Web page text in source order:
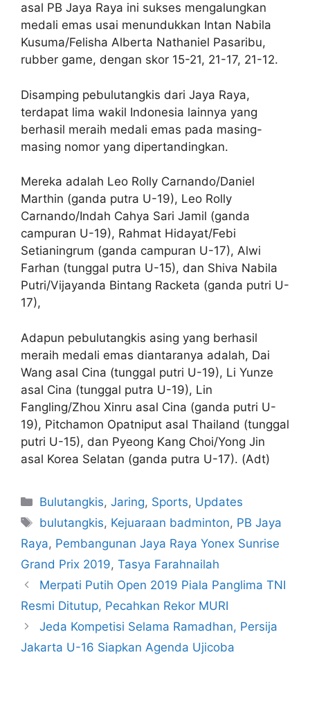
asal PB Jaya Raya ini sukses mengalungkan
medali emas usai menundukkan Intan Nabila
Kusuma/Felisha Alberta Nathaniel Pasaribu,
rubber game, dengan skor 15-21, 21-17, 21-12.
Disamping pebulutangkis dari Jaya Raya,
terdapat lima wakil Indonesia lainnya yang
berhasil meraih medali emas pada masing-
masing nomor yang dipertandingkan.
Mereka adalah Leo Rolly Carnando/Daniel
Marthin (ganda putra U-19), Leo Rolly
Carnando/Indah Cahya Sari Jamil (ganda
campuran U-19), Rahmat Hidayat/Febi
Setianingrum (ganda campuran U-17), Alwi
Farhan (tunggal putra U-15), dan Shiva Nabila
Putri/Vijayanda Bintang Racketa (ganda putri U-
17),
Adapun pebulutangkis asing yang berhasil
meraih medali emas diantaranya adalah, Dai
Wang asal Cina (tunggal putri U-19), Li Yunze
asal Cina (tunggal putra U-19), Lin
Fangling/Zhou Xinru asal Cina (ganda putri U-
19), Pitchamon Opatniput asal Thailand (tunggal
putri U-15), dan Pyeong Kang Choi/Yong Jin
asal Korea Selatan (ganda putra U-17). (Adt)
Bulutangkis,Jaring, Sports, Updates
bulutangkis, Kejuaraan badminton, PB Jaya
Raya, Pembangunan Jaya Raya Yonex Sunrise
Grand Prix 2019, Tasya Farahnailah
Merpati Putih Open 2019 Piala Panglima TNI
Resmi Ditutup, Pecahkan Rekor MURI
Jeda Kompetisi Selama Ramadhan, Persija
Jakarta U-16 Siapkan Agenda Ujicoba